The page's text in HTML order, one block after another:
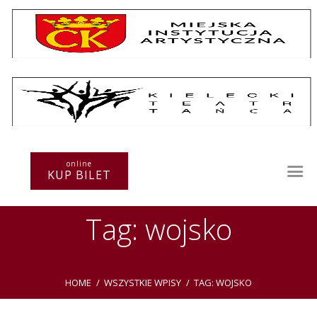
online
KUP BILET
Tag: wojsko
HOME WSZYSTKIE WPISY TAG: WOJSKO
Repertuar
Warsztaty
Kurs instruktorski